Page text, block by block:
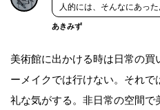
人的には、そんなにあった
あきみず
美術館に出かける時は日常の買
ーメイクでは行けない。それ
礼な気がする。非日常の空間で